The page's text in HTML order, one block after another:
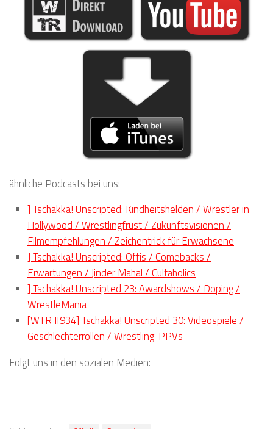
ähnliche Podcasts bei uns:
] Tschakka! Unscripted: Kindheitshelden / Wrestler in
Hollywood / Wrestlingfrust / Zukunftsvisionen /
Filmempfehlungen / Zeichentrick für Erwachsene
] Tschakka! Unscripted: Öffis / Comebacks /
Erwartungen / Jinder Mahal / Cultaholics
] Tschakka! Unscripted 23: Awardshows / Doping /
WrestleMania
[WTR #934] Tschakka! Unscripted 30: Videospiele /
Geschlechterrollen / Wrestling-PPVs
Folgt uns in den sozialen Medien: